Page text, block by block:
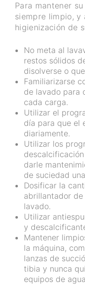
Para mantener
siempre limpio, y
higienización de
No meta al
restos sólidos
disolverse o
Familiarizarse
de lavado para
cada carga.
Utilizar el
día para que el
diariamente.
Utilizar los
darle
de suciedad
Dosificar la
abrillantador
lavado.
Utilizar
y
Mantener
la máquina,
lanzas de
tibia y nunca
equipos de